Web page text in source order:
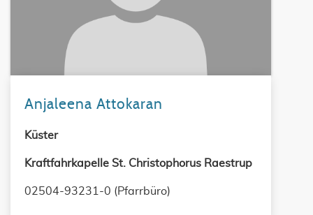
Anjaleena Attokaran
Küster
Kraftfahrkapelle St. Christophorus Raestrup
02504-93231-0 (Pfarrbüro)